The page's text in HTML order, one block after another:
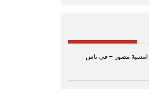
امسية مصور – فى ناس